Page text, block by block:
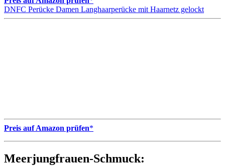
DNFC Perücke Damen Langhaarperücke mit Haarnetz gelockt
Preis auf Amazon prüfen*
Meerjungfrauen-Schmuck: